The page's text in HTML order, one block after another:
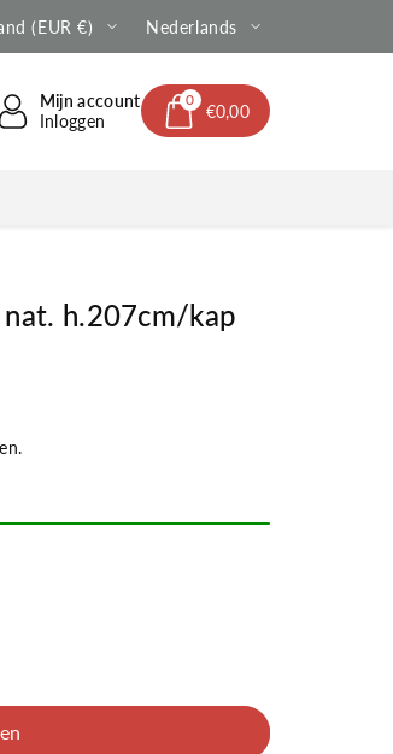
Track & Trace
(EUR €) Nederlands
Mijn account
Inloggen
0
€0,00
h.207cm/kap